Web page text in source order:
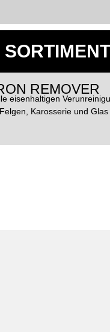
REMOVER
eisenhaltigen
Karosserie und Glas